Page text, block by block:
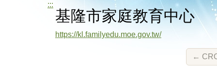
:::
基隆市家庭教育中心
https://kl.familyedu.moe.gov.tw/
←